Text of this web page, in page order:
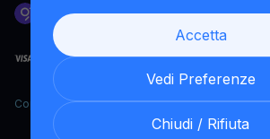
Accetta
Vedi Preferenze
Chiudi / Rifiuta
Copyright YouHodler, 2026.